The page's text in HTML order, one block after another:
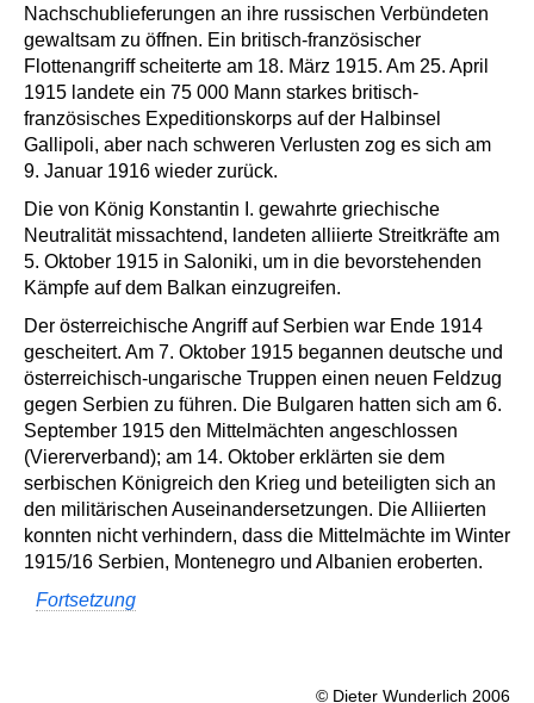
Nachschublieferungen an ihre russischen Verbündeten
gewaltsam zu öffnen. Ein britisch-französischer
Flottenangriff scheiterte am 18. März 1915. Am 25. April
1915 landete ein 75 000 Mann starkes britisch-
französisches Expeditionskorps auf der Halbinsel
Gallipoli, aber nach schweren Verlusten zog es sich am
9. Januar 1916 wieder zurück.
Die von König Konstantin I. gewahrte griechische
Neutralität missachtend, landeten alliierte Streitkräfte am
5. Oktober 1915 in Saloniki, um in die bevorstehenden
Kämpfe auf dem Balkan einzugreifen.
Der österreichische Angriff auf Serbien war Ende 1914
gescheitert. Am 7. Oktober 1915 begannen deutsche und
österreichisch-ungarische Truppen einen neuen Feldzug
gegen Serbien zu führen. Die Bulgaren hatten sich am 6.
September 1915 den Mittelmächten angeschlossen
(Viererverband); am 14. Oktober erklärten sie dem
serbischen Königreich den Krieg und beteiligten sich an
den militärischen Auseinandersetzungen. Die Alliierten
konnten nicht verhindern, dass die Mittelmächte im Winter
1915/16 Serbien, Montenegro und Albanien eroberten.
Fortsetzung
© Dieter Wunderlich 2006